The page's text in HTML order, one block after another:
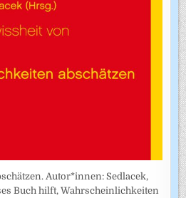
Autor*innen: Sedlacek,
Buch hilft, Wahrscheinlichkeiten